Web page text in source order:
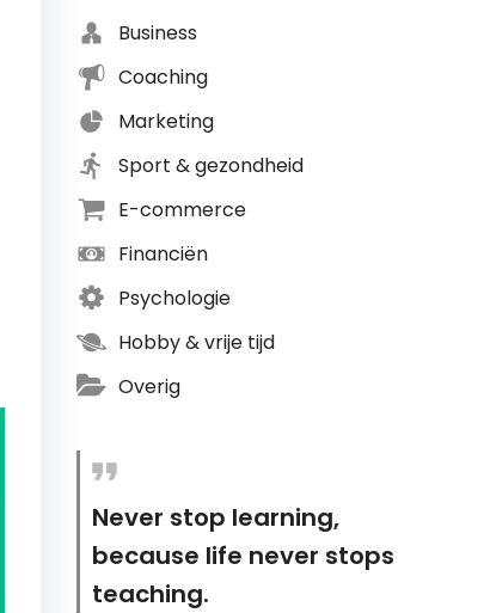
Business
Coaching
Marketing
Sport & gezondheid
E-commerce
Financiën
Psychologie
Hobby & vrije tijd
Overig
Never stop learning,
because life never stops
teaching.